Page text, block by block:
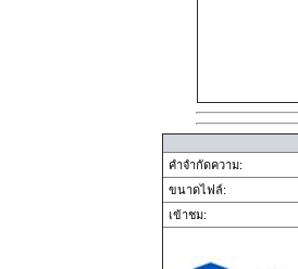
คำจำกัดความ:
ขนาดไฟล์:
เข้าชม: